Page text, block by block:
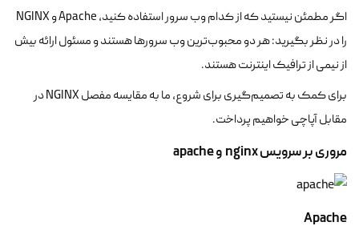
اگر مطمئن نیستید که از کدام وب سرور استفاده کنید، Apache و NGINX
را در نظر بگیرید: هر دو محبوب‌ترین وب سرورها هستند و مسئول ارائه بیش
از نیمی از ترافیک اینترنت هستند.
برای کمک به تصمیم‌گیری برای شروع، ما به مقایسه مفصل NGINX در
مقابل آپاچی خواهیم پرداخت.
مروری بر سرویس nginx و apache
Apache